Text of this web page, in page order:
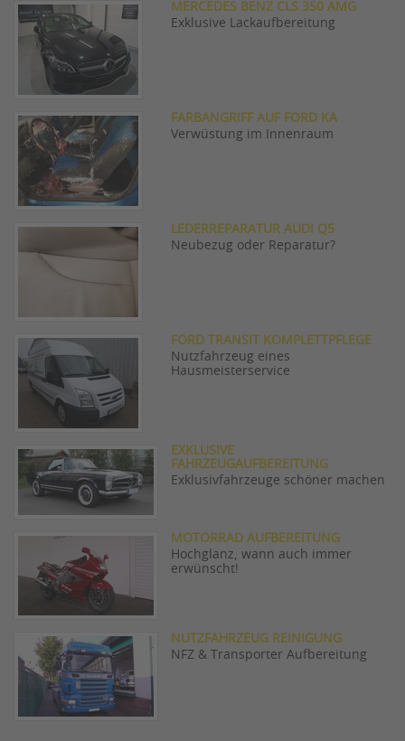
MERCEDES BENZ CLS 350 AMG
Exklusive Lackaufbereitung
FARBANGRIFF AUF FORD KA
Verwüstung im Innenraum
LEDERREPARATUR AUDI Q5
Neubezug oder Reparatur?
FORD TRANSIT KOMPLETTPFLEGE
Nutzfahrzeug eines
Hausmeisterservice
EXKLUSIVE
FAHRZEUGAUFBEREITUNG
Exklusivfahrzeuge schöner machen
MOTORRAD AUFBEREITUNG
Hochglanz, wann auch immer
erwünscht!
NUTZFAHRZEUG REINIGUNG
NFZ & Transporter Aufbereitung